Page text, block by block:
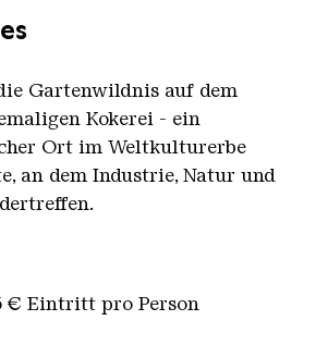
Gartenwildnis auf dem
Kokerei - ein
Ort im Weltkulturerbe
an dem Industrie, Natur und
€ Eintritt pro Person